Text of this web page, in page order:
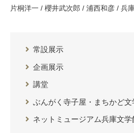
片桐洋一 / 櫻井武次郎 / 浦西和彦 / 兵
常設展示
企画展示
講堂
ぶんがく寺子屋・まちかど
ネットミュージアム兵庫文学